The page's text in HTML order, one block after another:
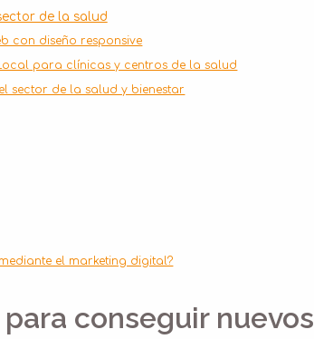
de la salud
con diseño responsive
para clínicas y centros de la salud
sector de la salud y bienestar
el marketing digital?
conseguir